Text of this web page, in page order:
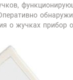
о жучках прибор